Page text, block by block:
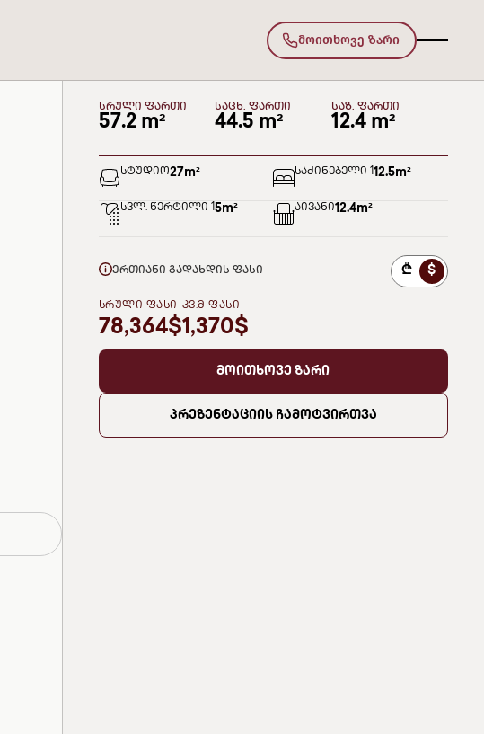
მოითხოვე ზარი
სრული ფართი
57.2 m²
საცხ. ფართი
44.5 m²
საზ. ფართი
12.4 m²
სტუდიო27m² საძინებელი 112.5m²
სვლ. წერტილი 15m² აივანი12.4m²
ერთიანი გადახდის ფასი ₾ $
ᲡᲠᲣᲚᲘ ᲤᲐᲡᲘ
78,364$
ᲙᲕ.Მ ᲤᲐᲡᲘ
1,370$
მოითხოვე ზარი
პრეზენტაციის ჩამოტვირთვა